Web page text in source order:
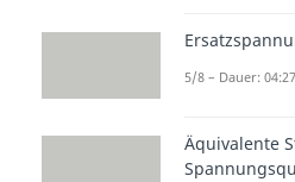
Kleiner
großer
Und was
5/8 – Dauer: 04:27
Äquivalente